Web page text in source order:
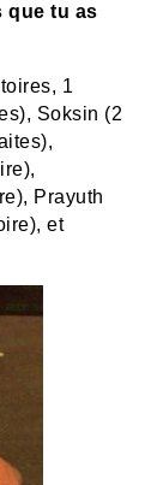
que tu as
1
Soksin (2
Prayuth
et